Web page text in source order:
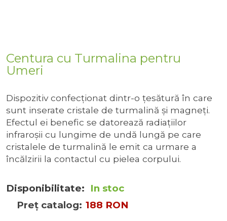
Centura cu Turmalina pentru
Umeri
Dispozitiv confecţionat dintr-o ţesătură în care
sunt inserate cristale de turmalină și magneți.
Efectul ei benefic se datorează radiaţiilor
infraroşii cu lungime de undă lungă pe care
cristalele de turmalină le emit ca urmare a
încălzirii la contactul cu pielea corpului.
Disponibilitate:
In stoc
Preț catalog: 188 RON